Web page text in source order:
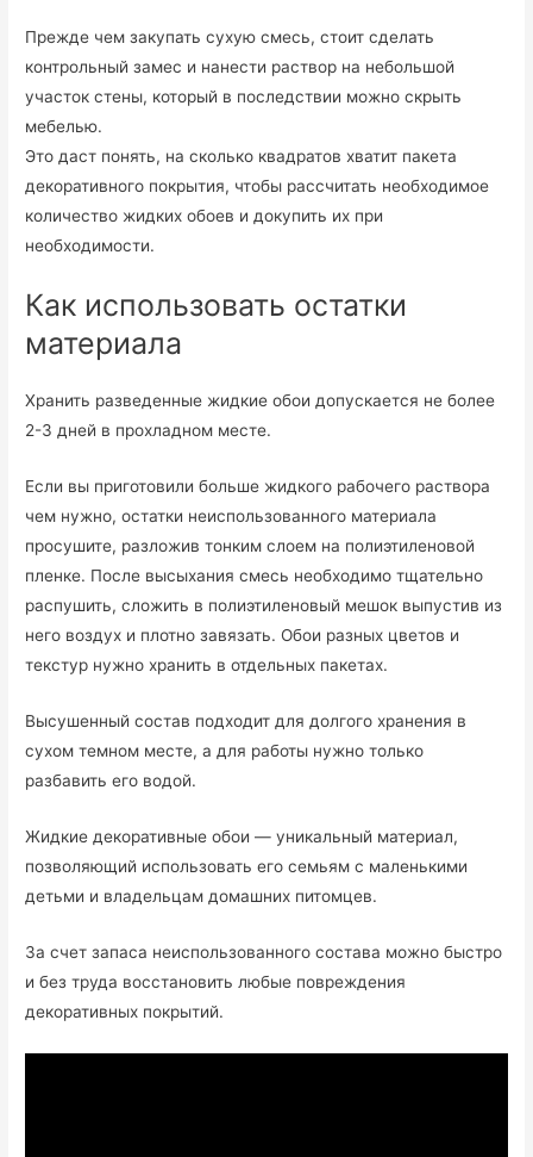
Прежде чем закупать сухую смесь, стоит сделать
контрольный замес и нанести раствор на небольшой
участок стены, который в последствии можно скрыть
мебелью.
Это даст понять, на сколько квадратов хватит пакета
декоративного покрытия, чтобы рассчитать необходимое
количество жидких обоев и докупить их при
необходимости.
Как использовать остатки
материала
Хранить разведенные жидкие обои допускается не более
2-3 дней в прохладном месте.
Если вы приготовили больше жидкого рабочего раствора
чем нужно, остатки неиспользованного материала
просушите, разложив тонким слоем на полиэтиленовой
пленке. После высыхания смесь необходимо тщательно
распушить, сложить в полиэтиленовый мешок выпустив из
него воздух и плотно завязать. Обои разных цветов и
текстур нужно хранить в отдельных пакетах.
Высушенный состав подходит для долгого хранения в
сухом темном месте, а для работы нужно только
разбавить его водой.
Жидкие декоративные обои — уникальный материал,
позволяющий использовать его семьям с маленькими
детьми и владельцам домашних питомцев.
За счет запаса неиспользованного состава можно быстро
и без труда восстановить любые повреждения
декоративных покрытий.